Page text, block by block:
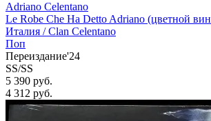
Adriano Celentano
Le Robe Che Ha Detto Adriano (цветной
Италия /Clan Celentano
Поп
Переиздание'24
SS/SS
5 390 руб.
4 312 руб.